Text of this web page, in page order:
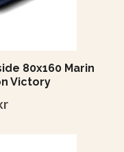
80x160 Marin
Victory